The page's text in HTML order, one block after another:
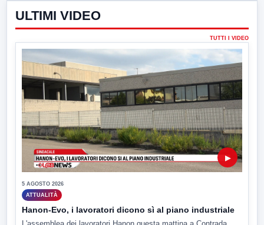
ULTIMI VIDEO
TUTTI I VIDEO
▶
5 AGOSTO 2026
ATTUALITÀ
Hanon-Evo, i lavoratori dicono sì al piano industriale